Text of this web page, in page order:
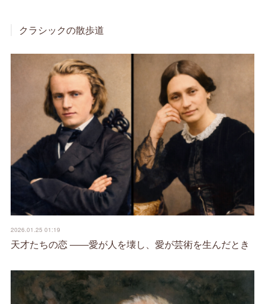
クラシックの散歩道
2026.01.25 01:19
天才たちの恋 ――愛が人を壊し、愛が芸術を生んだとき